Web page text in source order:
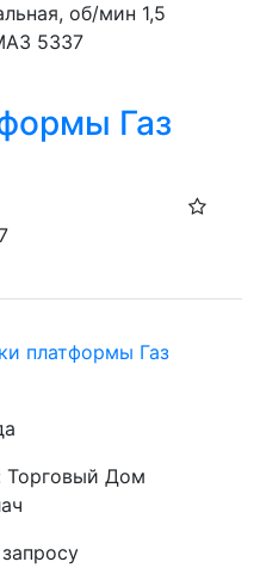
об/мин 1,5
5337
Газ
платформы Газ
Торговый Дом